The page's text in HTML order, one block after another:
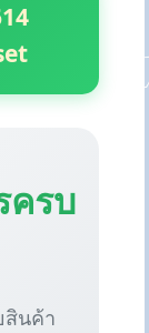
รบ
สินค้า